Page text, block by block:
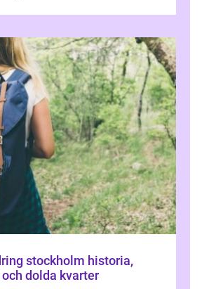
stockholm historia,
dolda kvarter